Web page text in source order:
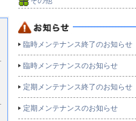
臨時メンテナンス終了のお知らせ
臨時メンテナンスのお知らせ
定期メンテナンス終了のお知らせ
定期メンテナンスのお知らせ